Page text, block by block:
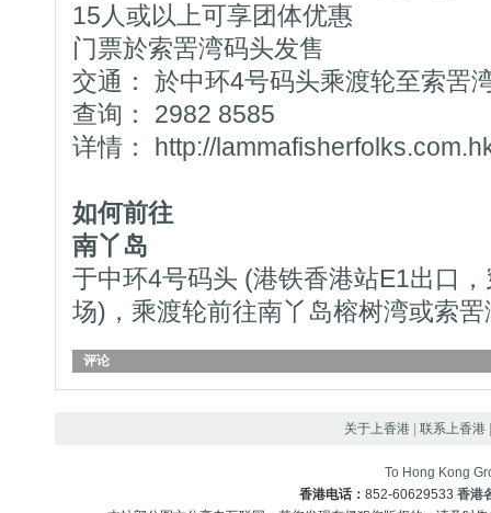
15人或以上可享团体优惠
门票於索罟湾码头发售
交通： 於中环4号码头乘渡轮至索罟
查询： 2982 8585
详情： http://
如何前往
南丫岛
于中环4号码头 (港铁香港站E1出口
场)，乘渡轮前往南丫岛榕树湾或索
评论
关于上香港 |联系上香港
To Hong Kong
香港电话： 852-60629533 香港